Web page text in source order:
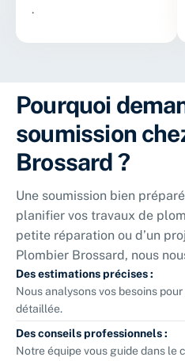
.
Pourquoi
soumission
Brossard ?
Une soumission bien
planifier vos travaux de
petite réparation ou d’un
Plombier Brossard, nous
Des estimations précises :
Nous analysons vos besoins
détaillée.
Des conseils professionnels :
Notre équipe vous guide dans le